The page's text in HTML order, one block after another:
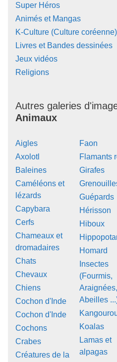
Super Héros
Animés et Mangas
K-Culture (Culture coréenne)
Livres et Bandes dessinées
Jeux vidéos
Religions
Autres galeries
Animaux
Aigles
Axolotl
Baleines
Caméléons et
lézards
Capybara
Cerfs
Chameaux et
dromadaires
Chats
Chevaux
Chiens
Cochon d'Inde
Cochon d'Inde
Cochons
Crabes
Créatures de la
Faon
Flamants
Girafes
Guépards
Hérisson
Hiboux
Homard
Insectes
(Fourmis,
Araignées,
Abeilles
Koalas
Lamas et
alpagas